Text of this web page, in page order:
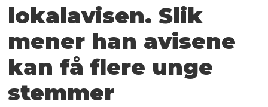
lokalavisen. Slik
mener han avisene
kan få flere unge
stemmer